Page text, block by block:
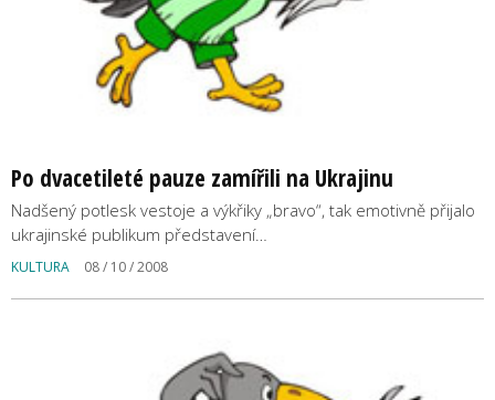
Po dvacetileté pauze zamířili na Ukrajinu
Nadšený potlesk vestoje a výkřiky „bravo“, tak emotivně přijalo
ukrajinské publikum představení…
KULTURA 08 / 10 / 2008